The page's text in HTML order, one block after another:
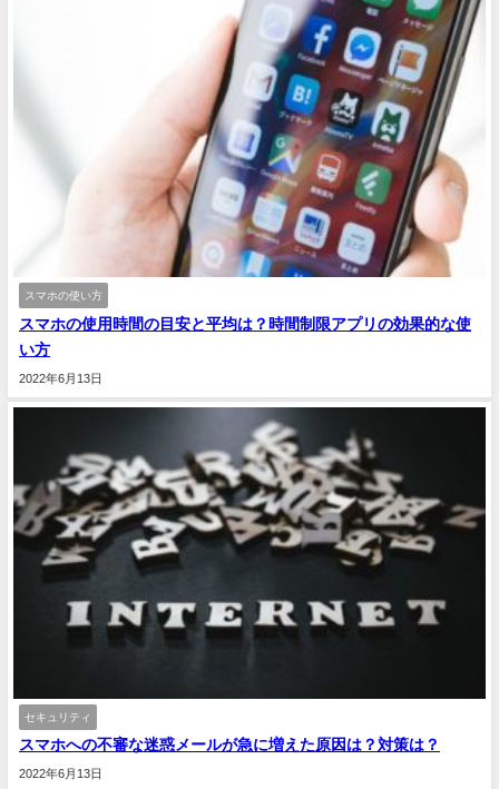
スマホの使い方
スマホの使用時間の目安と平均は？時間制限アプリの効果的な使
い方
2022年6月13日
セキュリティ
スマホへの不審な迷惑メールが急に増えた原因は？対策は？
2022年6月13日